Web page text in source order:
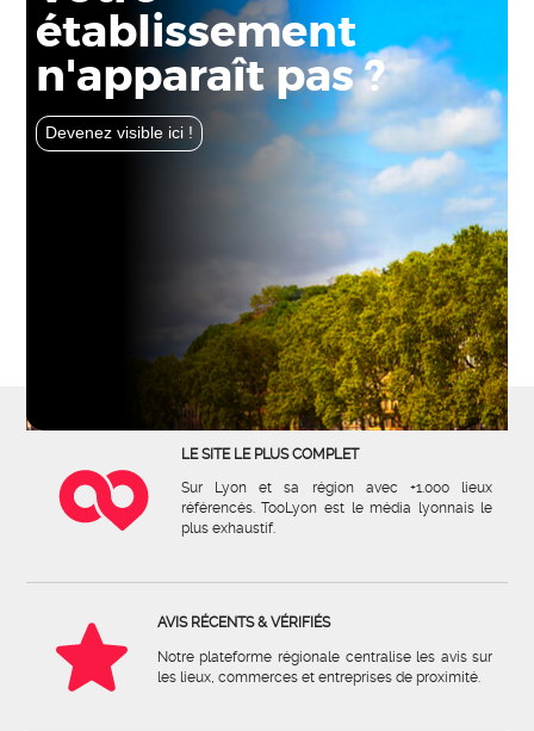
établissement
n'apparaît pas ?
Devenez visible ici !
LE SITE LE PLUS COMPLET
Sur Lyon et sa région avec +1.000 lieux
référencés. TooLyon est le média lyonnais le
plus exhaustif.
AVIS RÉCENTS & VÉRIFIÉS
Notre plateforme régionale centralise les avis sur
les lieux, commerces et entreprises de proximité.